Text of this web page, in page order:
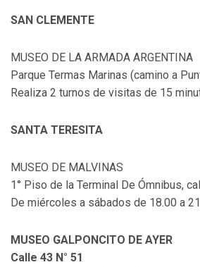
SAN CLEMENTE
MUSEO DE LA ARMADA ARGENTINA
Parque Termas Marinas (camino a
Realiza 2 turnos de visitas de 15
SANTA TERESITA
MUSEO DE MALVINAS
1° Piso de la Terminal De Ómnibus,
De miércoles a sábados de 18.00 a
MUSEO GALPONCITO DE AYER
Calle 43 N° 51